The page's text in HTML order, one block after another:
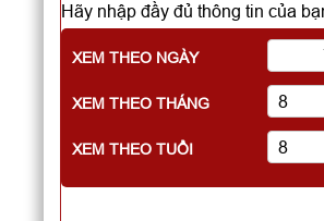
Hãy nhập đầy đủ thông tin của
XEM THEO NGÀY
XEM THEO THÁNG
XEM THEO TUỔI